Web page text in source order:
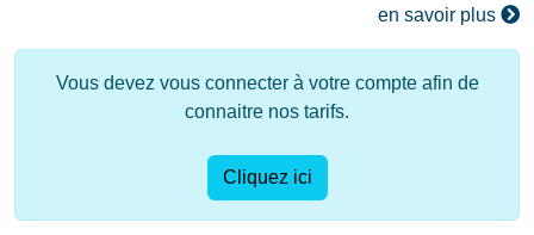
en savoir plus
Vous devez vous connecter à votre compte afin de
connaitre nos tarifs.
Cliquez ici